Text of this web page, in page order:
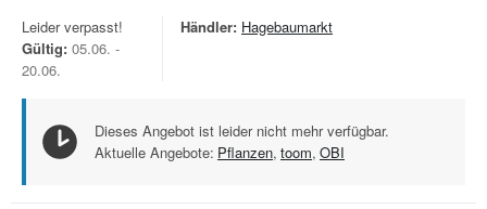
Leider verpasst!
Gültig: 05.06. -
20.06.
Händler: Hagebaumarkt
Dieses Angebot ist leider nicht mehr verfügbar.
Aktuelle Angebote: Pflanzen, toom, OBI